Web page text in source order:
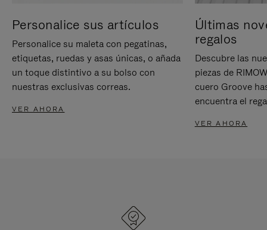
Personalice sus artículos
Personalice su maleta con pegatinas,
etiquetas, ruedas y asas únicas, o añada
un toque distintivo a su bolso con
nuestras exclusivas correas.
VER AHORA
Últimas
regalos
Descubre las
piezas de
cuero Groove
encuentra el
VER AHORA